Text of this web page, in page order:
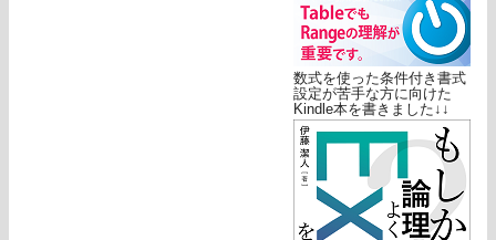
数式を使った条件付き書式
設定が苦手な方に向けた
Kindle本を書きました↓↓